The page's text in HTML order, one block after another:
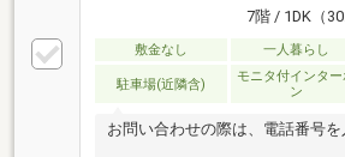
7階 / 1DK（
敷金なし 一人暮らし
駐車場(近隣含)
モニタ付インター
ン
お問い合わせの際は、電話番号